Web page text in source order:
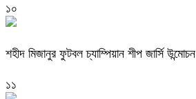
১০
শহীদ মিজানুর ফুটবল চ্যাম্পিয়ান শীপ জার্সি উন্মোচন
১১